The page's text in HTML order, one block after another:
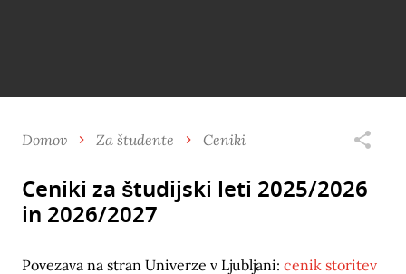
Domov Za študente Ceniki
Ceniki za študijski leti 2025/2026
in 2026/2027
Povezava na stran Univerze v Ljubljani: cenik storitev